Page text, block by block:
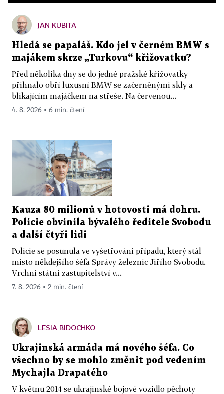
JAN KUBITA
Hledá se papaláš. Kdo jel v černém BMW s
majákem skrze „Turkovu“ křižovatku?
Před několika dny se do jedné pražské křižovatky
přihnalo obří luxusní BMW se začerněnými skly a
blikajícím majáčkem na střeše. Na červenou...
4. 8. 2026 ▪ 6 min. čtení
Kauza 80 milionů v hotovosti má dohru.
Policie obvinila bývalého ředitele Svobodu
a další čtyři lidi
Policie se posunula ve vyšetřování případu, který stál
místo někdejšího šéfa Správy železnic Jiřího Svobodu.
Vrchní státní zastupitelství v...
7. 8. 2026 ▪ 2 min. čtení
LESIA BIDOCHKO
Ukrajinská armáda má nového šéfa. Co
všechno by se mohlo změnit pod vedením
Mychajla Drapatého
V květnu 2014 se ukrajinské bojové vozidlo pěchoty